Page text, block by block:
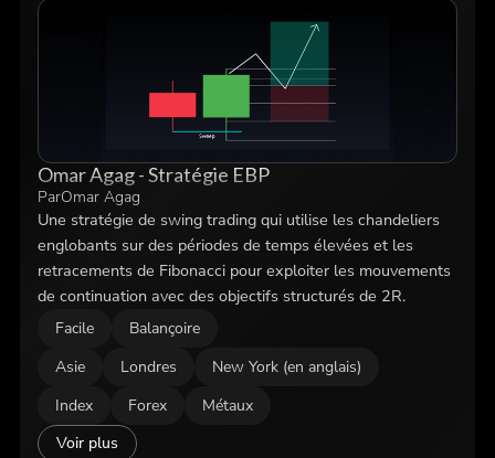
Omar Agag - Stratégie EBP
ParOmar Agag
Une stratégie de swing trading qui utilise les chandeliers
englobants sur des périodes de temps élevées et les
retracements de Fibonacci pour exploiter les mouvements
de continuation avec des objectifs structurés de 2R.
Facile
Balançoire
Asie
Londres
New York (en anglais)
Index
Forex
Métaux
Voir plus